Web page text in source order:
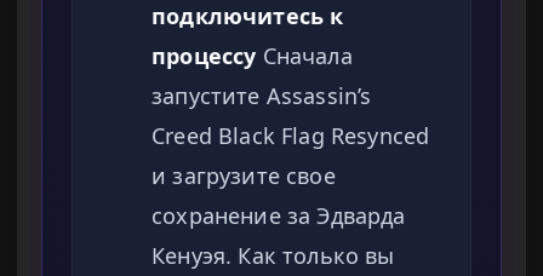
подключитесь к
процессу Сначала
запустите Assassin’s
Creed Black Flag Resynced
и загрузите свое
сохранение за Эдварда
Кенуэя. Как только вы